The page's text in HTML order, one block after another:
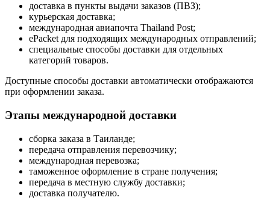
доставка в пункты выдачи заказов (ПВЗ);
курьерская доставка;
международная авиапочта Thailand Post;
ePacket для подходящих международных отправлений;
специальные способы доставки для отдельных
категорий товаров.
Доступные способы доставки автоматически отображаются
при оформлении заказа.
Этапы международной доставки
сборка заказа в Таиланде;
передача отправления перевозчику;
международная перевозка;
таможенное оформление в стране получения;
передача в местную службу доставки;
доставка получателю.